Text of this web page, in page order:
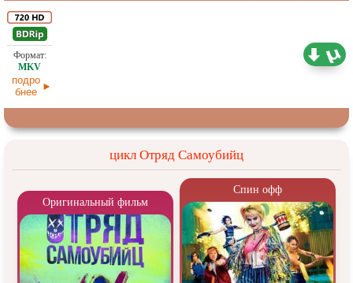
подро
бнее
цикл Отряд Самоубийц
Оригинальный фильм
Спин офф